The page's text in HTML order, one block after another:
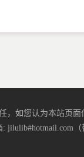
如您认为本站页
: jilulib#hotmail.com（